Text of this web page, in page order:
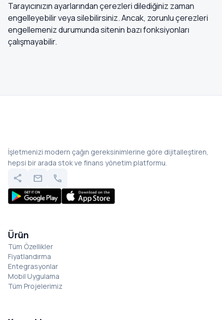
Tarayıcınızın ayarlarından çerezleri dilediğiniz zaman
engelleyebilir veya silebilirsiniz. Ancak, zorunlu çerezleri
engellemeniz durumunda sitenin bazı fonksiyonları
çalışmayabilir.
İşletmenizi modern çağın gereksinimlerine göre dijitalleştiren,
hepsi bir arada stok ve finans yönetim platformu.
share mail call
Ürün
Tüm Özellikler
Fiyatlandırma
Entegrasyonlar
Mobil Uygulama
Tüm Projelerimiz